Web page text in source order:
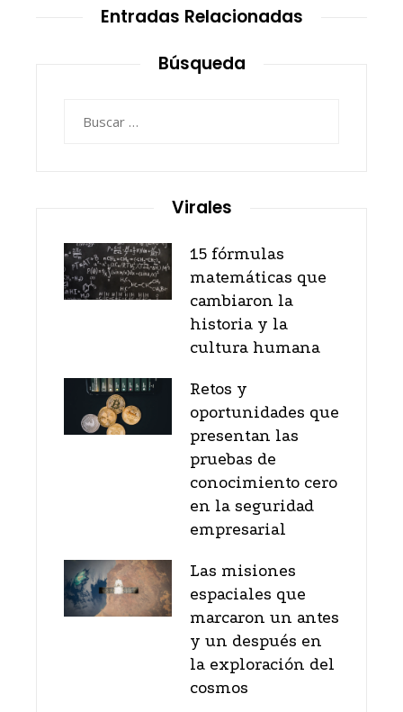
Entradas Relacionadas
Búsqueda
Virales
15 fórmulas
matemáticas que
cambiaron la
historia y la
cultura humana
Retos y
oportunidades que
presentan las
pruebas de
conocimiento cero
en la seguridad
empresarial
Las misiones
espaciales que
marcaron un antes
y un después en
la exploración del
cosmos